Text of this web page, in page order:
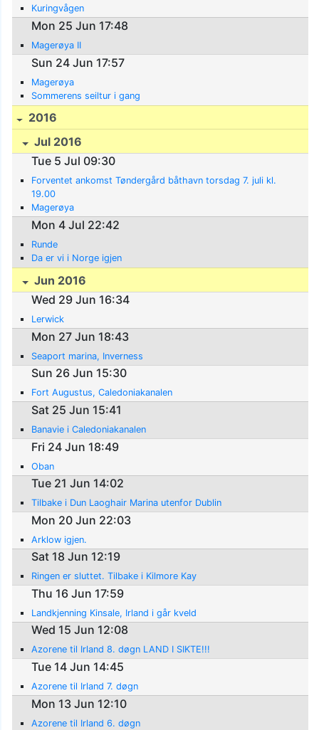
Kuringvågen
Mon 25 Jun 17:48
Magerøya II
Sun 24 Jun 17:57
Magerøya
Sommerens seiltur i gang
2016
Jul 2016
Tue 5 Jul 09:30
Forventet ankomst Tøndergård båthavn torsdag 7. juli kl.
19.00
Magerøya
Mon 4 Jul 22:42
Runde
Da er vi i Norge igjen
Jun 2016
Wed 29 Jun 16:34
Lerwick
Mon 27 Jun 18:43
Seaport marina, Inverness
Sun 26 Jun 15:30
Fort Augustus, Caledoniakanalen
Sat 25 Jun 15:41
Banavie i Caledoniakanalen
Fri 24 Jun 18:49
Oban
Tue 21 Jun 14:02
Tilbake i Dun Laoghair Marina utenfor Dublin
Mon 20 Jun 22:03
Arklow igjen.
Sat 18 Jun 12:19
Ringen er sluttet. Tilbake i Kilmore Kay
Thu 16 Jun 17:59
Landkjenning Kinsale, Irland i går kveld
Wed 15 Jun 12:08
Azorene til Irland 8. døgn LAND I SIKTE!!!
Tue 14 Jun 14:45
Azorene til Irland 7. døgn
Mon 13 Jun 12:10
Azorene til Irland 6. døgn